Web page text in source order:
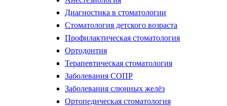
Диагностика в стоматологии
Стоматология детского возраста
Профилактическая стоматология
Ортодонтия
Терапевтическая стоматология
Заболевания СОПР
Заболевания слюнных желёз
Ортопедическая стоматология